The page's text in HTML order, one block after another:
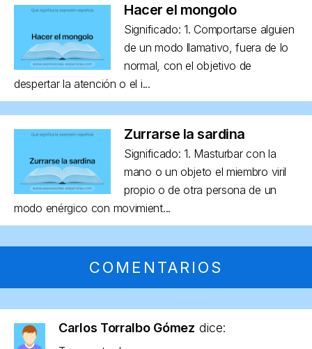
Hacer el mongolo
Significado: 1. Comportarse alguien
de un modo llamativo, fuera de lo
normal, con el objetivo de
despertar la atención o el i...
Zurrarse la sardina
Significado: 1. Masturbar con la
mano o un objeto el miembro viril
propio o de otra persona de un
modo enérgico con movimient...
COMENTARIOS
Carlos Torralbo Gómez dice: